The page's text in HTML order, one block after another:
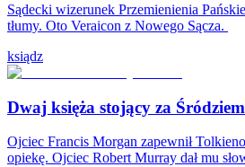
Sądecki wizerunek Przemienienia
tłumy. Oto Veraicon z Nowego Sącza.
ksiądz
Dwaj księża stojący za
Ojciec Francis Morgan zapewnił
opiekę. Ojciec Robert Murray dał mu